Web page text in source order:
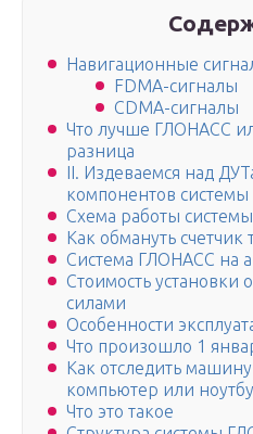
Навигационные
FDMA-сигналы
CDMA-сигналы
Что лучше ГЛОНАСС
разница
II. Издеваемся над
компонентов системы
Схема работы
Как обмануть счетчик
Система ГЛОНАСС на
Стоимость установки
силами
Особенности
Что произошло 1
Как отследить
компьютер или
Что это такое